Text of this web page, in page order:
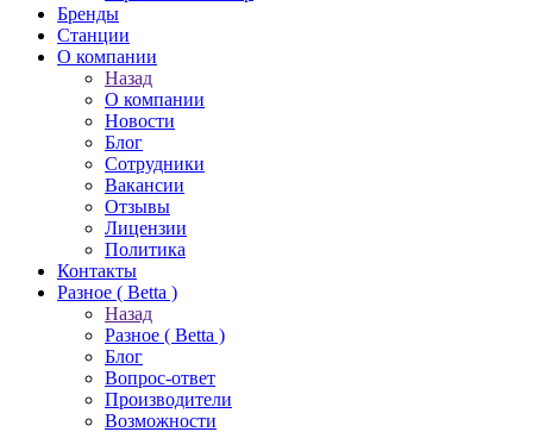
Бренды
Станции
О компании
Назад
О компании
Новости
Блог
Сотрудники
Вакансии
Отзывы
Лицензии
Политика
Контакты
Разное ( Betta )
Назад
Разное ( Betta )
Блог
Вопрос-ответ
Производители
Возможности